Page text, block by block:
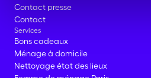
Contact presse
Contact
Services
Bons cadeaux
Ménage à domicile
Nettoyage état des lieux